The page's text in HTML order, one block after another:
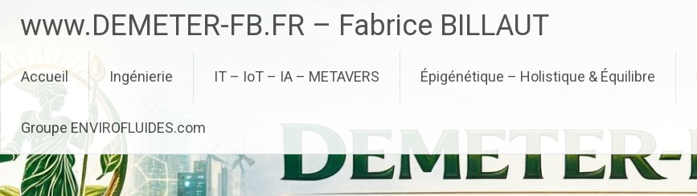
contenu
www.DEMETER-FB.FR – Fabrice BILLAUT
Accueil Ingénierie IT – IoT – IA – METAVERS Épigénétique – Holistique & Équilibre
Groupe ENVIROFLUIDES.com